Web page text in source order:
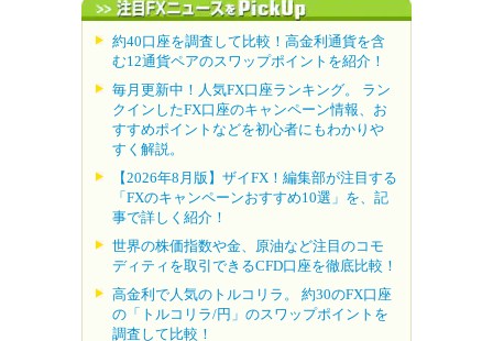
約40口座を調査して比較！高金利通貨を含
む12通貨ペアのスワップポイントを紹介！
毎月更新中！人気FX口座ランキング。 ラン
クインしたFX口座のキャンペーン情報、お
すすめポイントなどを初心者にもわかりや
すく解説。
【2026年8月版】ザイFX！編集部が注目する
「FXのキャンペーンおすすめ10選」を、記
事で詳しく紹介！
世界の株価指数や金、原油など注目のコモ
ディティを取引できるCFD口座を徹底比較！
高金利で人気のトルコリラ。 約30のFX口座
の「トルコリラ/円」のスワップポイントを
調査して比較！